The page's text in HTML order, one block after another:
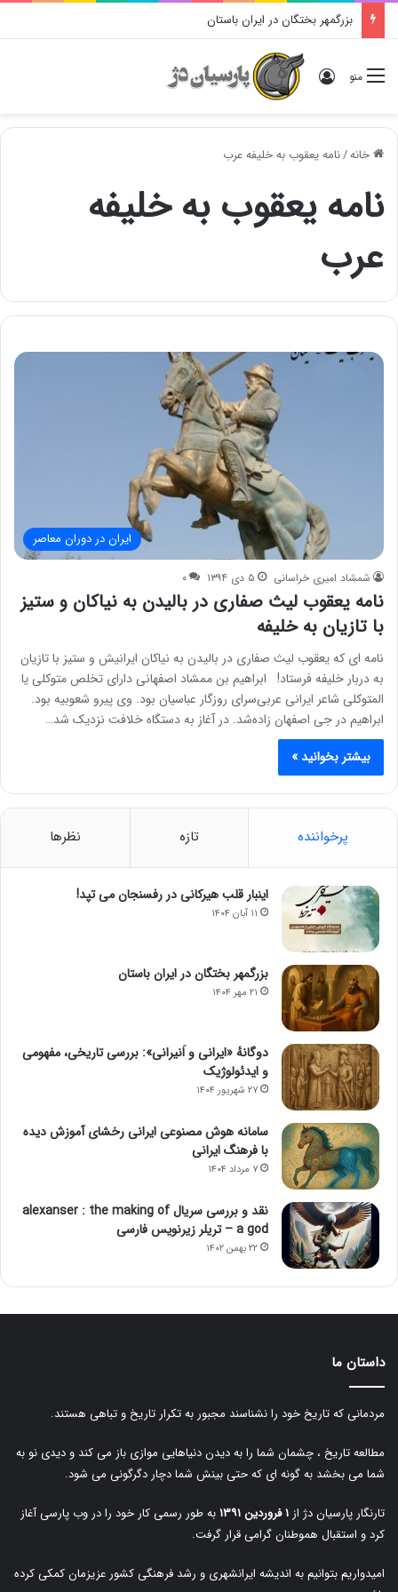
بزرگمهر بختگان در ایران باستان
منو ورود
خانه/نامه یعقوب به خلیفه عرب
نامه یعقوب به خلیفه
عرب
ایران در دوران معاصر
شمشاد امیری خراسانی ۵ دی ۱۳۹۴ ۰
نامه یعقوب لیث صفاری در بالیدن به نیاکان و ستیز
با تازیان به خلیفه
نامه ای که یعقوب لیث صفاری در بالیدن به نیاکان ایرانیش و ستیز با تازیان
به دربار خلیفه فرستاد! ابراهیم بن ممشاد اصفهانی دارای تخلص متوکلی یا
المتوکلی شاعر ایرانی عربی‌سرای روزگار عباسیان بود. وی پیرو شعوبیه بود.
ابراهیم در جی اصفهان زاده‌شد. در آغاز به دستگاه خلافت نزدیک شد…
بیشتر بخوانید »
پرخواننده تازه نظرها
اینبار قلب هیرکانی در رفسنجان می تپد!
۱۱ آبان ۱۴۰۴
بزرگمهر بختگان در ایران باستان
۲۱ مهر ۱۴۰۴
دوگانهٔ «ایرانی و اَنیرانی»: بررسی تاریخی، مفهومی
و ایدئولوژیک
۲۷ شهریور ۱۴۰۴
سامانه هوش مصنوعی ایرانی رخشای آموزش دیده
با فرهنگ ایرانی
۷ مرداد ۱۴۰۴
نقد و بررسی سریال alexanser : the making of
a god – تریلر زیرنویس فارسی
۲۲ بهمن ۱۴۰۲
داستان ما
مردمانی که تاریخ خود را نشناسند مجبور به تکرار تاریخ و تباهی هستند.
مطالعه تاریخ ، چشمان شما را به دیدن دنیاهایی موازی باز می کند و دیدی نو به
شما می بخشد به گونه ای که حتی بینش شما دچار دگرگونی می شود.
تارنگار پارسیان دژ از ۱ فروردین ۱۳۹۱
به طور رسمی کار خود را در وب پارسی آغاز
کرد و استقبال هموطنان گرامی قرار گرفت.
امیدواریم بتوانیم به اندیشه ایرانشهری و رشد فرهنگی کشور عزیزمان کمکی کرده